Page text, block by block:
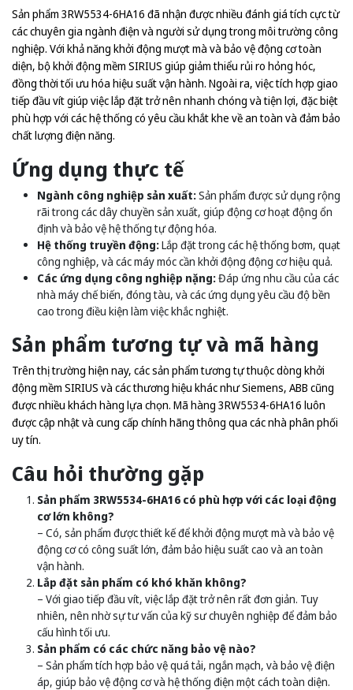
Sản phẩm 3RW5534-6HA16 đã nhận được nhiều đánh giá tích cực từ
các chuyên gia ngành điện và người sử dụng trong môi trường công
nghiệp. Với khả năng khởi động mượt mà và bảo vệ động cơ toàn
diện, bộ khởi động mềm SIRIUS giúp giảm thiểu rủi ro hỏng hóc,
đồng thời tối ưu hóa hiệu suất vận hành. Ngoài ra, việc tích hợp giao
tiếp đầu vít giúp việc lắp đặt trở nên nhanh chóng và tiện lợi, đặc biệt
phù hợp với các hệ thống có yêu cầu khắt khe về an toàn và đảm bảo
chất lượng điện năng.
Ứng dụng thực tế
Ngành công nghiệp sản xuất:Sản phẩm được sử dụng rộng
rãi trong các dây chuyền sản xuất, giúp động cơ hoạt động ổn
định và bảo vệ hệ thống tự động hóa.
Hệ thống truyền động:Lắp đặt trong các hệ thống bơm, quạt
công nghiệp, và các máy móc cần khởi động động cơ hiệu quả.
Các ứng dụng công nghiệp nặng:Đáp ứng nhu cầu của các
nhà máy chế biến, đóng tàu, và các ứng dụng yêu cầu độ bền
cao trong điều kiện làm việc khắc nghiệt.
Sản phẩm tương tự và mã hàng
Trên thị trường hiện nay, các sản phẩm tương tự thuộc dòng khởi
động mềm SIRIUS và các thương hiệu khác như Siemens, ABB cũng
được nhiều khách hàng lựa chọn. Mã hàng 3RW5534-6HA16 luôn
được cập nhật và cung cấp chính hãng thông qua các nhà phân phối
uy tín.
Câu hỏi thường gặp
Sản phẩm 3RW5534-6HA16 có phù hợp với các loại động
cơ lớn không?
– Có, sản phẩm được thiết kế để khởi động mượt mà và bảo vệ
động cơ có công suất lớn, đảm bảo hiệu suất cao và an toàn
vận hành.
Lắp đặt sản phẩm có khó khăn không?
– Với giao tiếp đầu vít, việc lắp đặt trở nên rất đơn giản. Tuy
nhiên, nên nhờ sự tư vấn của kỹ sư chuyên nghiệp để đảm bảo
cấu hình tối ưu.
Sản phẩm có các chức năng bảo vệ nào?
– Sản phẩm tích hợp bảo vệ quá tải, ngắn mạch, và bảo vệ điện
áp, giúp bảo vệ động cơ và hệ thống điện một cách toàn diện.